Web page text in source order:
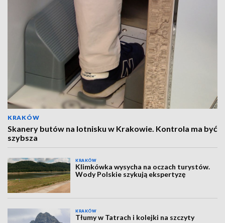
KRAKÓW
Skanery butów na lotnisku w Krakowie. Kontrola ma być
szybsza
KRAKÓW
Klimkówka wysycha na oczach turystów.
Wody Polskie szykują ekspertyzę
KRAKÓW
Tłumy w Tatrach i kolejki na szczyty